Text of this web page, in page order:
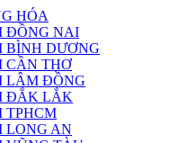
HÓA
ĐỒNG NAI
BÌNH DƯƠNG
CẦN THƠ
LÂM ĐỒNG
ĐẮK LẮK
TPHCM
LONG AN